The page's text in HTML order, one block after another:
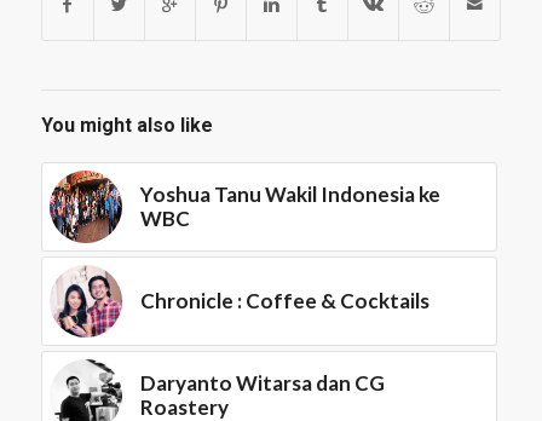
You might also like
Yoshua Tanu Wakil Indonesia ke
WBC
Chronicle : Coffee & Cocktails
Daryanto Witarsa dan CG
Roastery